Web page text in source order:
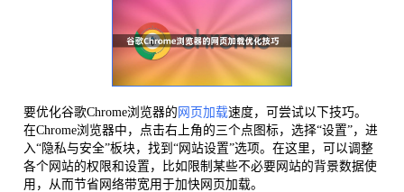
要优化谷歌Chrome浏览器的 网页加载速度，可尝试以下技巧。
在Chrome浏览器中，点击右上角的三个点图标，选择“设置”，进
入“隐私与安全”板块，找到“网站设置”选项。在这里，可以调整
各个网站的权限和设置，比如限制某些不必要网站的背景数据使
用，从而节省网络带宽用于加快网页加载。